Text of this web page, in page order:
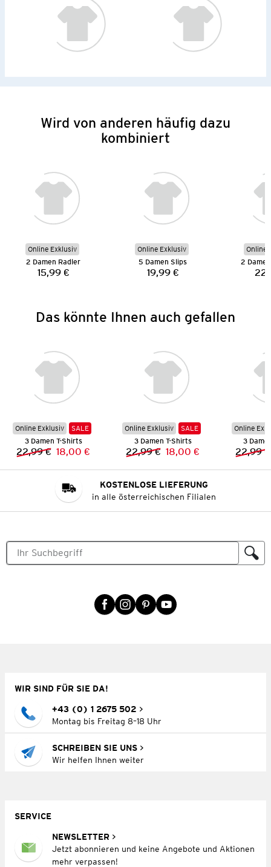
Wird von anderen häufig dazu
kombiniert
Online Exklusiv
2 Damen Radler
Preis:
15,99 €
Online Exklusiv
5 Damen Slips
Preis:
19,99 €
Online
2
Das könnte Ihnen auch gefallen
Online Exklusiv
SALE
3 Damen T-Shirts
Vorheriger Preis:
22,99 € Neuer Preis:
18,00 €
Online Exklusiv
SALE
3 Damen T-Shirts
Vorheriger Preis:
22,99 € Neuer Preis:
18,00 €
Online
3
22,99 €
KOSTENLOSE LIEFERUNG
in alle österreichischen Filialen
WIR SIND FÜR SIE DA!
+43 (0) 1 2675 502
Montag bis Freitag 8–18 Uhr
SCHREIBEN SIE UNS
Wir helfen Ihnen weiter
SERVICE
NEWSLETTER
Jetzt abonnieren und keine Angebote und Aktionen
mehr verpassen!